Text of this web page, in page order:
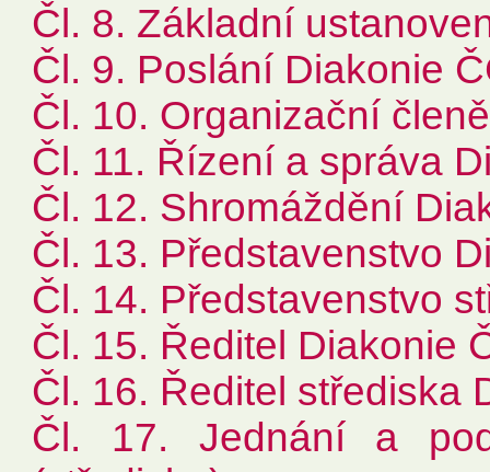
Čl. 8. Základní
Čl. 9. Poslání Diakonie
Čl. 10. Organizační
Čl. 11. Řízení a správa
Čl. 12. Shromáždění
Čl. 13. Představenstvo
Čl. 14. Představenstvo
Čl. 15. Ředitel Diakonie
Čl. 16. Ředitel střediska
Čl. 17. Jednání a